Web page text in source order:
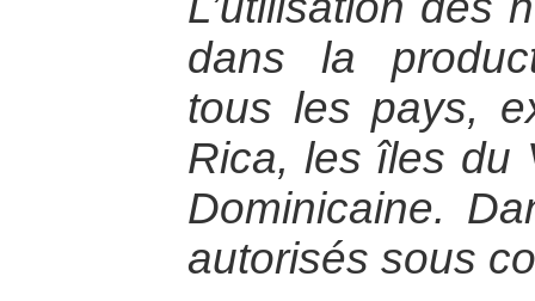
dans la
tous les pays,
Rica, les îles du
Dominicaine.
autorisés sous